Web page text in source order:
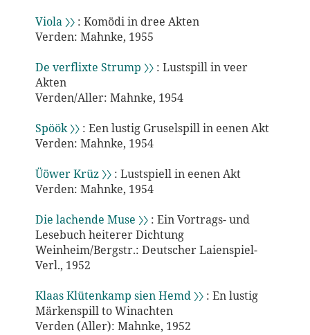
Viola 〉〉: Komödi in dree Akten
Verden: Mahnke, 1955
De verflixte Strump 〉〉: Lustspill in veer
Akten
Verden/Aller: Mahnke, 1954
Spöök 〉〉: Een lustig Gruselspill in eenen Akt
Verden: Mahnke, 1954
Üöwer Krüz 〉〉: Lustspiell in eenen Akt
Verden: Mahnke, 1954
Die lachende Muse 〉〉: Ein Vortrags- und
Lesebuch heiterer Dichtung
Weinheim/Bergstr.: Deutscher Laienspiel-
Verl., 1952
Klaas Klütenkamp sien Hemd 〉〉: En lustig
Märkenspill to Winachten
Verden (Aller): Mahnke, 1952